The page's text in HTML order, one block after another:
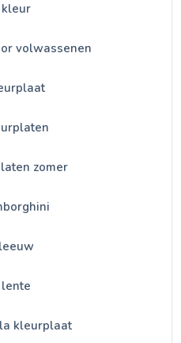
kleur
volwassenen
zomer
leeuw
lente
kleurplaat